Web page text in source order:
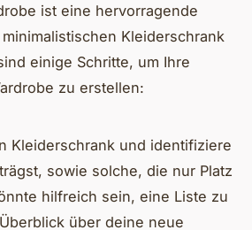
ist eine hervorragende
Kleiderschrank
einige Schritte, um Ihre
zu erstellen:
Kleiderschrank und identifiziere
sowie solche, die nur Platz
hilfreich sein, eine Liste zu
über deine neue